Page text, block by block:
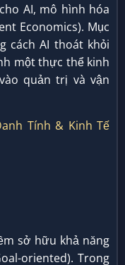
AI, mô hình hóa
Economics). Mục
cách AI thoát khỏi
một thực thể kinh
quản trị và vận
sở hữu khả năng
oriented). Trong